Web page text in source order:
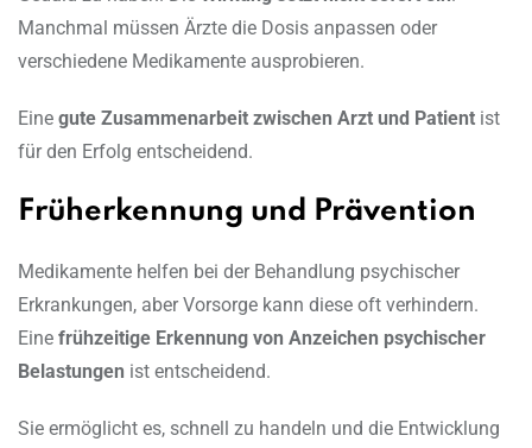
Manchmal müssen Ärzte die Dosis anpassen oder
verschiedene Medikamente ausprobieren.
Eine gute Zusammenarbeit zwischen Arzt und Patient ist
für den Erfolg entscheidend.
Früherkennung und Prävention
Medikamente helfen bei der Behandlung psychischer
Erkrankungen, aber Vorsorge kann diese oft verhindern.
Eine frühzeitige Erkennung von Anzeichen psychischer
Belastungen ist entscheidend.
Sie ermöglicht es, schnell zu handeln und die Entwicklung